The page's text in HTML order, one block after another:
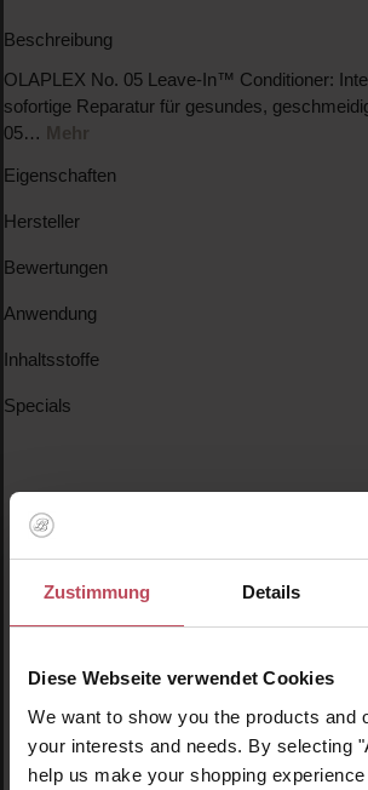
Zustimmung Details
Diese Webseite verwendet Cookies
We want to show you the products and
your interests and needs. By selecting
help us make your shopping
Beschreibung
OLAPLEX No. 05 Leave-In™ Conditioner:
sofortige Reparatur für gesundes,
05… Mehr
Eigenschaften
Hersteller
Bewertungen
Anwendung
Inhaltsstoffe
Specials
Produktgalerie überspringen
Ähnliche Produkte